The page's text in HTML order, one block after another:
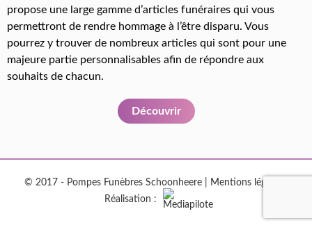
propose une large gamme d’articles funéraires qui vous
permettront de rendre hommage à l’être disparu. Vous
pourrez y trouver de nombreux articles qui sont pour une
majeure partie personnalisables afin de répondre aux
souhaits de chacun.
Découvrir
© 2017 - Pompes Funèbres Schoonheere | Mentions légales
Réalisation :